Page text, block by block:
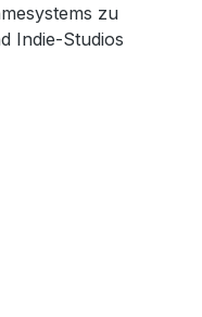
zu
Indie-Studios